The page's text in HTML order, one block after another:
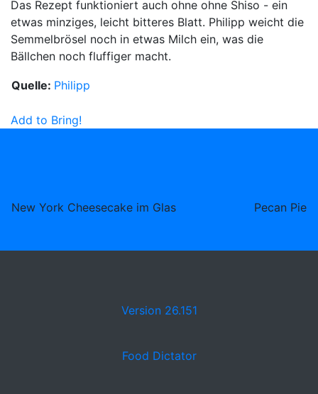
Das Rezept funktioniert auch ohne ohne Shiso - ein
etwas minziges, leicht bitteres Blatt. Philipp weicht die
Semmelbrösel noch in etwas Milch ein, was die
Bällchen noch fluffiger macht.
Quelle: Philipp
Add to Bring!
New York Cheesecake im Glas Pecan Pie
Version 26.151
Food Dictator